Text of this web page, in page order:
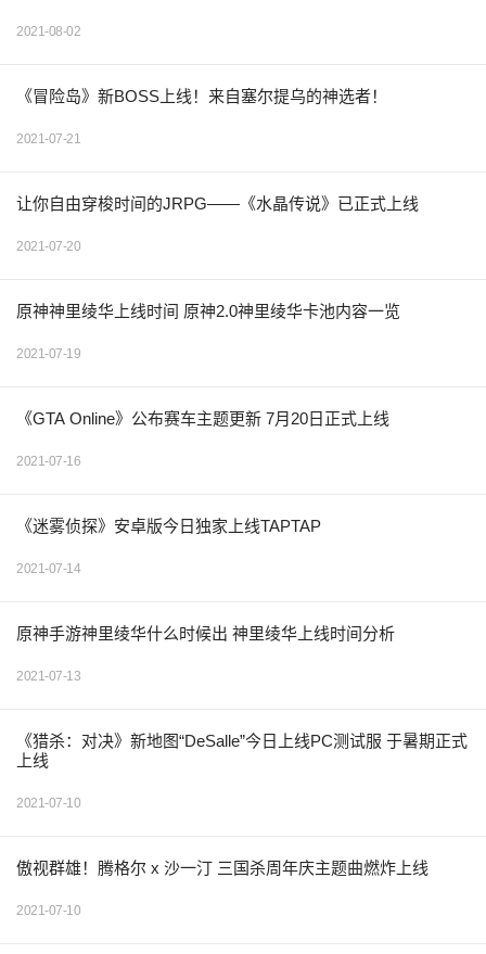
2021-08-02
《冒险岛》新BOSS上线！来自塞尔提乌的神选者！
2021-07-21
让你自由穿梭时间的JRPG——《水晶传说》已正式上线
2021-07-20
原神神里绫华上线时间 原神2.0神里绫华卡池内容一览
2021-07-19
《GTA Online》公布赛车主题更新 7月20日正式上线
2021-07-16
《迷雾侦探》安卓版今日独家上线TAPTAP
2021-07-14
原神手游神里绫华什么时候出 神里绫华上线时间分析
2021-07-13
《猎杀：对决》新地图“DeSalle”今日上线PC测试服 于暑期正式
上线
2021-07-10
傲视群雄！腾格尔 x 沙一汀 三国杀周年庆主题曲燃炸上线
2021-07-10